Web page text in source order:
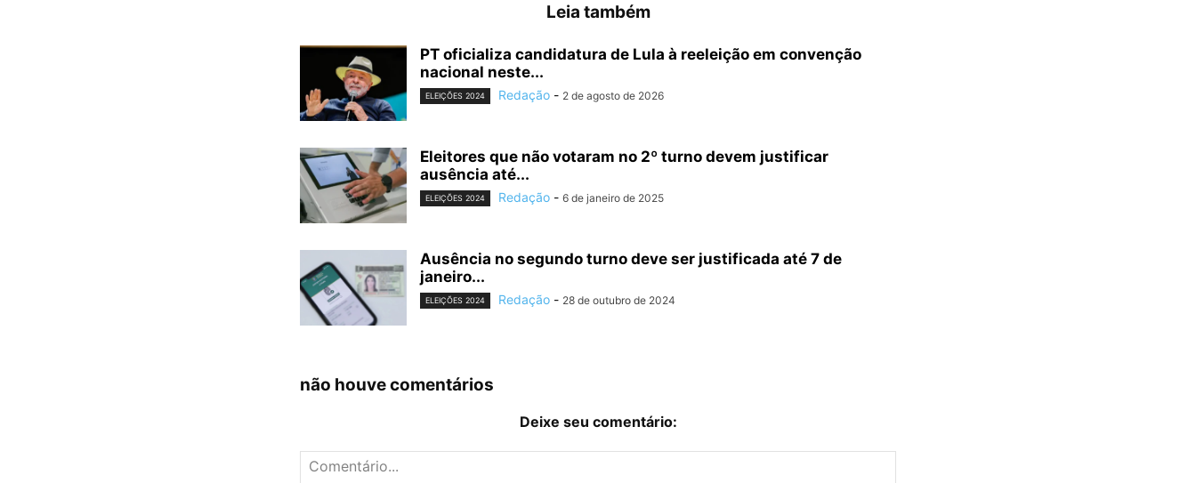
Leia também
PT oficializa candidatura de Lula à reeleição em convenção
nacional neste...
ELEIÇÕES 2024 Redação - 2 de agosto de 2026
Eleitores que não votaram no 2º turno devem justificar
ausência até...
ELEIÇÕES 2024 Redação - 6 de janeiro de 2025
Ausência no segundo turno deve ser justificada até 7 de
janeiro...
ELEIÇÕES 2024 Redação - 28 de outubro de 2024
não houve comentários
Deixe seu comentário: